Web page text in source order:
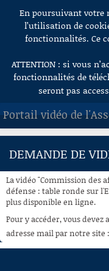
Aller au contenu
En poursuivant votre
l’utilisation de
fonctionnalités. Ce
ATTENTION : si vous
fonctionnalités de
seront pas
Portail vidéo de
ACCUEIL
À LA DEMANDE
RECHERCHE
AIDE À LA DÉCOUPE
DE VIDÉOS
DEMANDE DE
La vidéo "Commission des
défense : table ronde sur
plus disponible en ligne.
Pour y accéder, vous
adresse mail par notre site :